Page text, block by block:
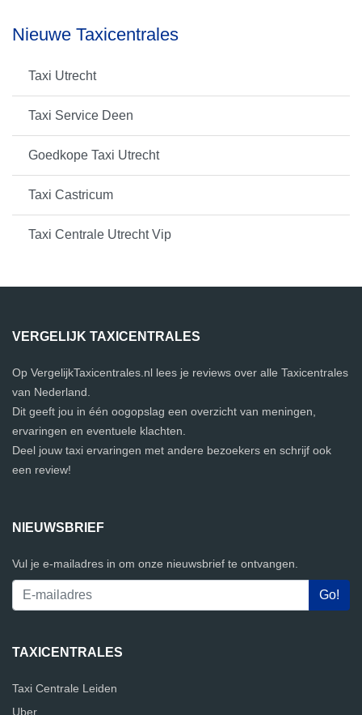
Nieuwe Taxicentrales
Taxi Utrecht
Taxi Service Deen
Goedkope Taxi Utrecht
Taxi Castricum
Taxi Centrale Utrecht Vip
VERGELIJK TAXICENTRALES
Op VergelijkTaxicentrales.nl lees je reviews over alle Taxicentrales
van Nederland.
Dit geeft jou in één oogopslag een overzicht van meningen,
ervaringen en eventuele klachten.
Deel jouw taxi ervaringen met andere bezoekers en schrijf ook
een review!
NIEUWSBRIEF
Vul je e-mailadres in om onze nieuwsbrief te ontvangen.
TAXICENTRALES
Taxi Centrale Leiden
Uber